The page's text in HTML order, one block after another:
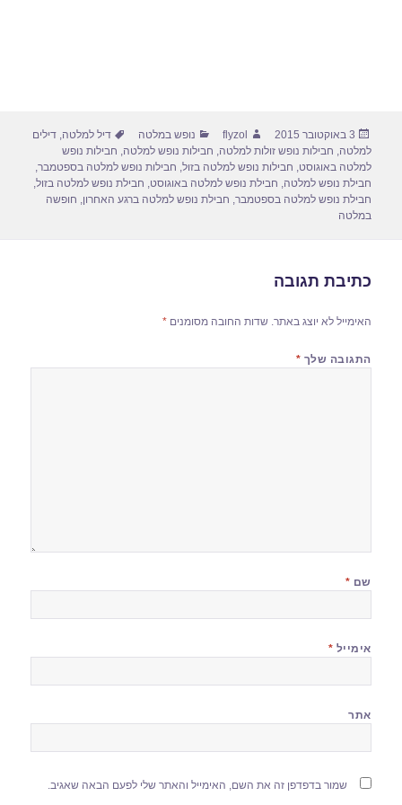
פורסם
בתאריך
3 באוקטובר 2015 מחבר
flyzol קטגוריות
נופש במלטה תגיות
דיל למלטה,דילים
למלטה, חבילות נופש זולות למלטה, חבילות נופש למלטה, חבילות נופש
למלטה באוגוסט, חבילות נופש למלטה בזול, חבילות נופש למלטה בספטמבר,
חבילת נופש למלטה, חבילת נופש למלטה באוגוסט, חבילת נופש למלטה בזול,
חבילת נופש למלטה בספטמבר, חבילת נופש למלטה ברגע האחרון, חופשה
במלטה
כתיבת תגובה
האימייל לא יוצג באתר. שדות החובה מסומנים*
התגובה שלך *
שם *
אימייל *
אתר
שמור בדפדפן זה את השם, האימייל והאתר שלי לפעם הבאה שאגיב.